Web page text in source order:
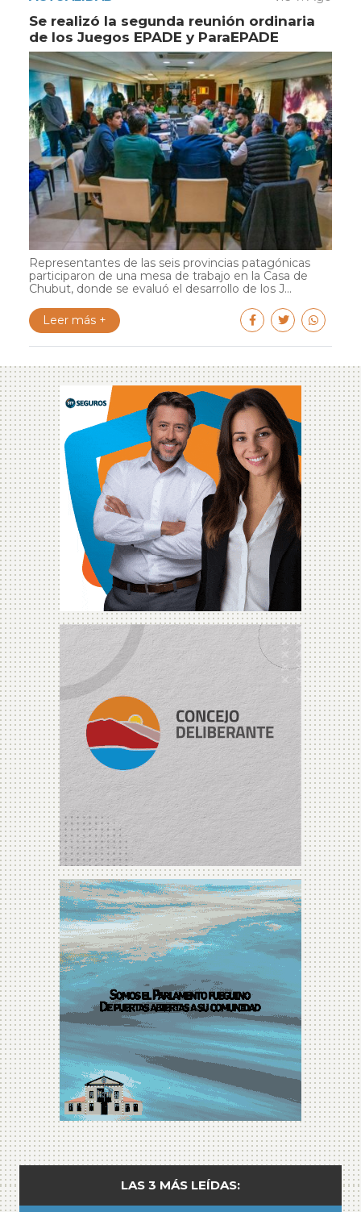
Se realizó la segunda reunión ordinaria
de los Juegos EPADE y ParaEPADE
Representantes de las seis provincias patagónicas
participaron de una mesa de trabajo en la Casa de
Chubut, donde se evaluó el desarrollo de los J...
Leer más +
LAS 3 MÁS LEÍDAS: